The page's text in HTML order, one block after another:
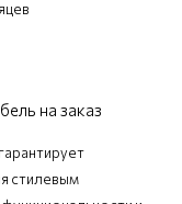
на заказ
стилевым